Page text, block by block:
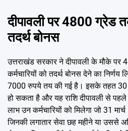
दीपावली पर 4800 ग्रेड
तदर्थ बोनस
उत्तराखंड सरकार ने दीपावली के मौके
कर्मचारियों को तदर्थ बोनस देने का निर्णय
7000 रुपये तय की गई है। इसके तहत 30
हो सकता है और यह राशि दीपावली से
लाभ उन कर्मचारियों को मिलेगा जो 31
जिनकी लगातार सेवा छह महीने या उससे